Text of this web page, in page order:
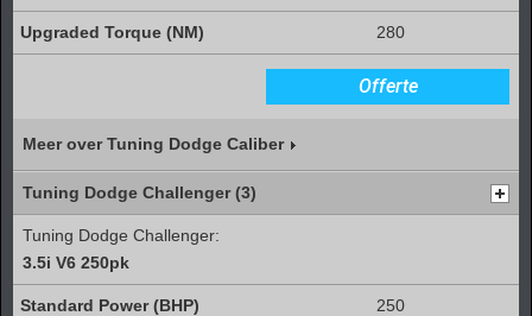
280
Offerte
Meer over Tuning Dodge Caliber
Tuning Dodge Challenger (3)
Tuning Dodge Challenger:
3.5i V6 250pk
250